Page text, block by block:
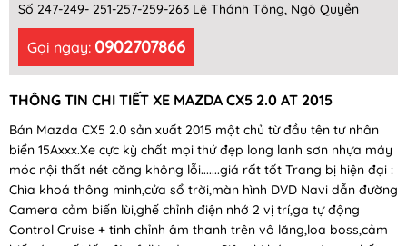
Số 247-249- 251-257-259-263 Lê Thánh Tông, Ngô Quyền
Gọi ngay: 0902707866
THÔNG TIN CHI TIẾT XE MAZDA CX5 2.0 AT 2015
Bán Mazda CX5 2.0 sản xuất 2015 một chủ từ đầu tên tư nhân
biển 15Axxx.Xe cực kỳ chất mọi thứ đẹp long lanh sơn nhựa máy
móc nội thất nét căng không lỗi.......giá rất tốt Trang bị hiện đại :
Chìa khoá thông minh,cửa sổ trời,màn hình DVD Navi dẫn đường
Camera cảm biến lùi,ghế chỉnh điện nhớ 2 vị trí,ga tự động
Control Cruise + tinh chỉnh âm thanh trên vô lăng,loa boss,cảm